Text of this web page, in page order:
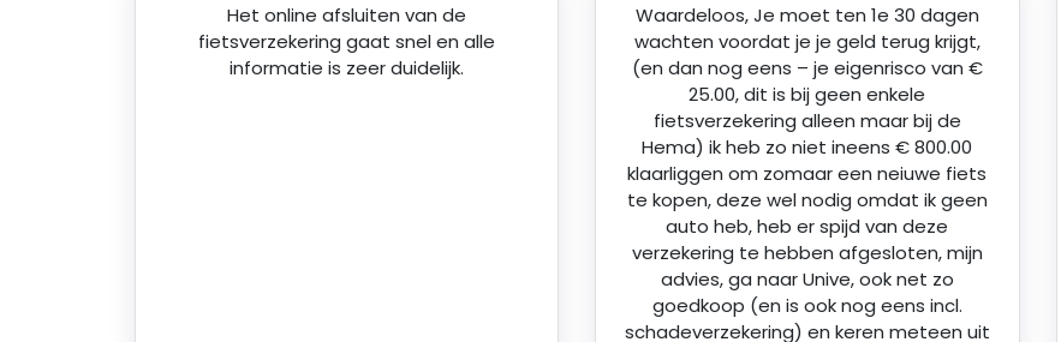
Het online afsluiten van de
fietsverzekering gaat snel en alle
informatie is zeer duidelijk.
Waardeloos, Je moet ten 1e 30 dagen
wachten voordat je je geld terug krijgt,
(en dan nog eens – je eigenrisco van €
25.00, dit is bij geen enkele
fietsverzekering alleen maar bij de
Hema) ik heb zo niet ineens € 800.00
klaarliggen om zomaar een neiuwe fiets
te kopen, deze wel nodig omdat ik geen
auto heb, heb er spijd van deze
verzekering te hebben afgesloten, mijn
advies, ga naar Unive, ook net zo
goedkoop (en is ook nog eens incl.
schadeverzekering) en keren meteen uit